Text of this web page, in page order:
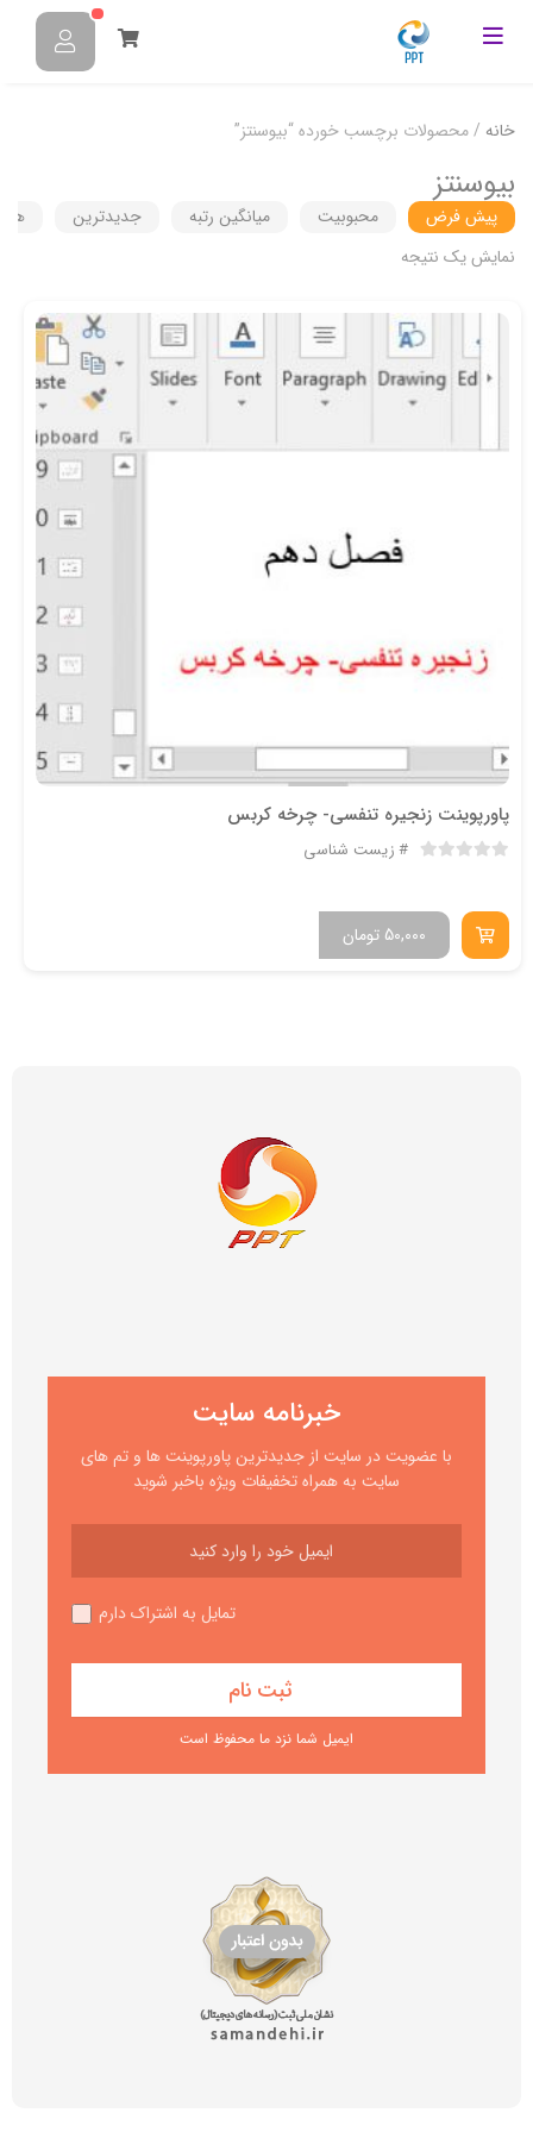
خانه / محصولات برچسب خورده “بیوسنتز”
بیوسنتز
پیش فرض محبوبیت میانگین رتبه جدیدترین
نمایش یک نتیجه
پاورپوینت زنجیره تنفسی- چرخه کربس
زیست شناسی
تومان 50,000
خبرنامه سایت
با عضویت در سایت از جدیدترین پاورپوینت ها و تم های
سایت به همراه تخفیفات ویژه باخبر شوید
تمایل به اشتراک دارم
ایمیل شما نزد ما محفوظ است